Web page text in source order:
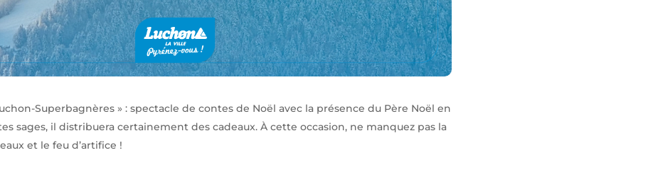
Superbagnères » : spectacle de contes de Noël avec la présence du Père Noël en
sages, il distribuera certainement des cadeaux. À cette occasion, ne manquez pas la
et le feu d’artifice !